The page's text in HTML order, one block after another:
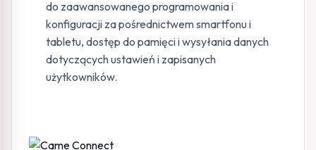
do zaawansowanego programowania i
konfiguracji za pośrednictwem smartfonu i
tabletu, dostęp do pamięci i wysyłania danych
dotyczących ustawień i zapisanych
użytkowników.